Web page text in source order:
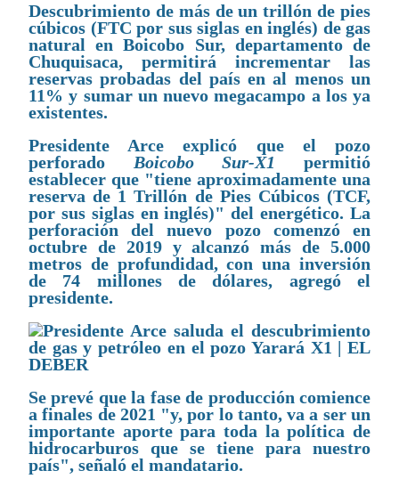
Descubrimiento de más de un trillón de pies
cúbicos (FTC por sus siglas en inglés) de gas
natural en Boicobo Sur, departamento de
Chuquisaca, permitirá incrementar las
reservas probadas del país en al menos un
11% y sumar un nuevo megacampo a los ya
existentes.
Presidente Arce explicó que el pozo
perforado Boicobo Sur-X1
permitió
establecer que "tiene aproximadamente una
reserva de 1 Trillón de Pies Cúbicos (TCF,
por sus siglas en inglés)" del energético. La
perforación del nuevo pozo comenzó en
octubre de 2019 y alcanzó más de 5.000
metros de profundidad, con una inversión
de 74 millones de dólares, agregó el
presidente.
Se prevé que la fase de producción comience
a finales de 2021 "y, por lo tanto, va a ser un
importante aporte para toda la política de
hidrocarburos que se tiene para nuestro
país", señaló el mandatario.